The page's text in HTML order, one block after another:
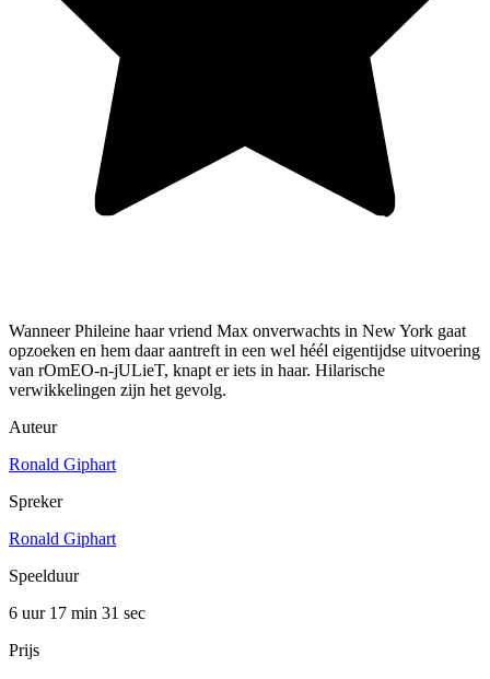
Wanneer Phileine haar vriend Max onverwachts in New York gaat
opzoeken en hem daar aantreft in een wel héél eigentijdse uitvoering
van rOmEO-n-jULieT, knapt er iets in haar. Hilarische
verwikkelingen zijn het gevolg.
Auteur
Ronald Giphart
Spreker
Ronald Giphart
Speelduur
6 uur 17 min 31 sec
Prijs